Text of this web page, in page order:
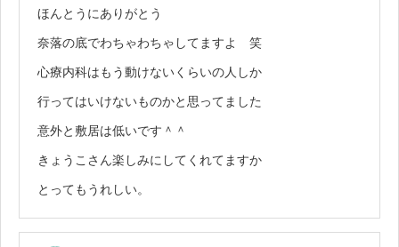
ほんとうにありがとう
奈落の底でわちゃわちゃしてますよ 笑
心療内科はもう動けないくらいの人しか
行ってはいけないものかと思ってました
意外と敷居は低いです＾＾
きょうこさん楽しみにしてくれてますか
とってもうれしい。